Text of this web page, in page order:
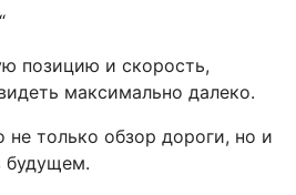
“
​​позицию и скорость,
максимально далеко.
только обзор дороги, но и
будущем.